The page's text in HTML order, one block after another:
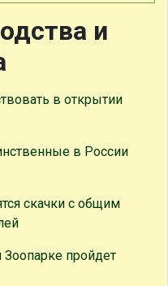
и
в открытии
в России
скачки с общим
пройдет